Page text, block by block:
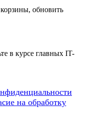
обновить
в курсе главных IT-
на обработку